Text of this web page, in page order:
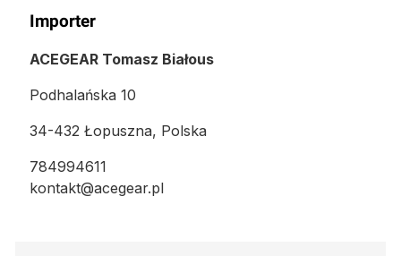
Importer
ACEGEAR Tomasz Białous
Podhalańska 10
34-432 Łopuszna, Polska
784994611
kontakt@acegear.pl